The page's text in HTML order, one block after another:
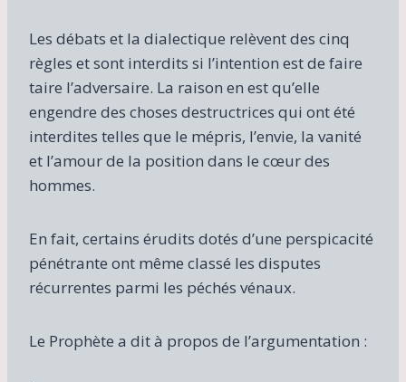
Les débats et la dialectique relèvent des cinq
règles et sont interdits si l’intention est de faire
taire l’adversaire. La raison en est qu’elle
engendre des choses destructrices qui ont été
interdites telles que le mépris, l’envie, la vanité
et l’amour de la position dans le cœur des
hommes.
En fait, certains érudits dotés d’une perspicacité
pénétrante ont même classé les disputes
récurrentes parmi les péchés vénaux.
Le Prophète a dit à propos de l’argumentation :